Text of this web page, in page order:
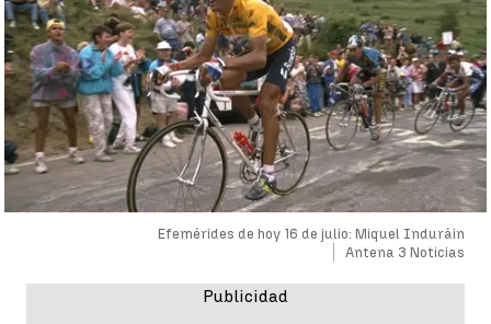
Efemérides de hoy 16 de julio: Miquel Induráin
Antena 3 Noticias